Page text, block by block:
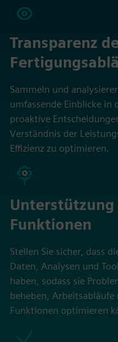
Transparenz
Sammeln und
umfassende Einblicke in
proaktive
Verständnis der
Effizienz zu optimieren.
Unterstützung
Funktionen
Stellen Sie sicher, dass
Daten, Analysen und
haben, sodass sie
beheben,
Funktionen optimieren